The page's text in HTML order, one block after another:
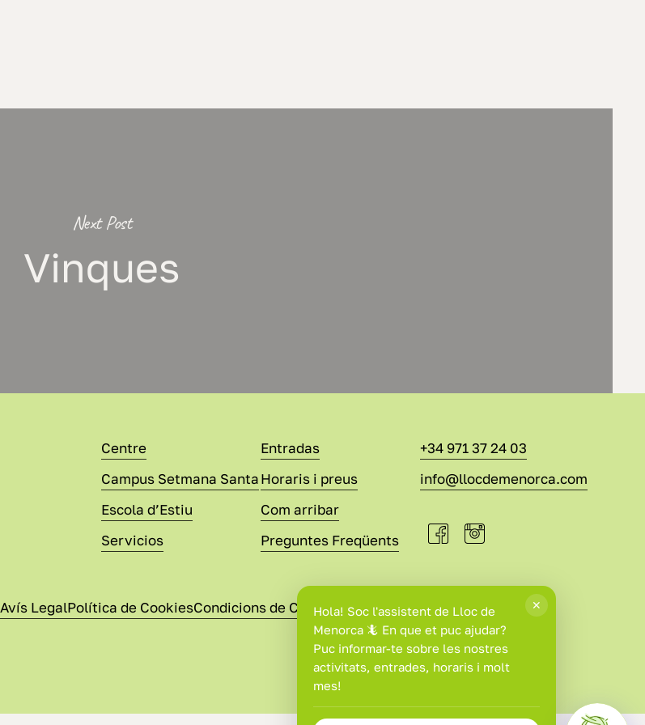
Next Post
Vinques
Centre
Campus Setmana Santa
Escola d’Estiu
Servicios
Entradas
Horaris i preus
Com arribar
Preguntes Freqüents
+34 971 37 24 03
info@llocdemenorca.com
Avís LegalPolítica de CookiesCondicions de Compra